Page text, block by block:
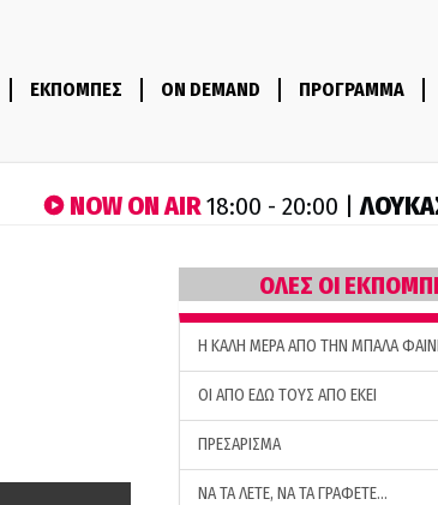
ΕΚΠΟΜΠΕΣ ON DEMAND ΠΡΟΓΡΑΜΜΑ
NOW ON AIR18:00 - 20:00 |
ΟΛΕΣ ΟΙ
H ΚΑΛΗ ΜΕΡΑ ΑΠΟ ΤΗΝ ΜΠΑΛΑ
ΟΙ ΑΠΟ ΕΔΩ ΤΟΥΣ ΑΠΟ ΕΚΕΙ
ΠΡΕΣΑΡΙΣΜΑ
ΝΑ ΤΑ ΛΕΤΕ, ΝΑ ΤΑ ΓΡΑΦΕΤΕ…